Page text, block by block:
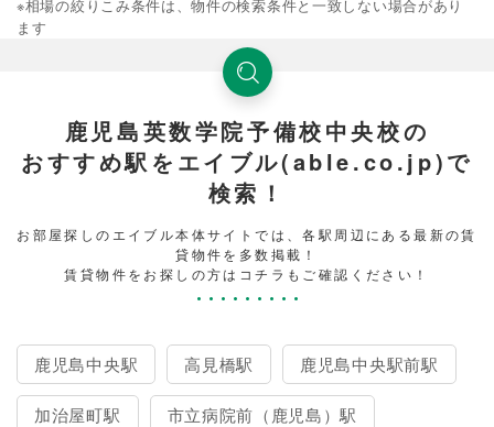
※相場の絞りこみ条件は、物件の検索条件と一致しない場合があり
ます
鹿児島英数学院予備校中央校の
おすすめ駅をエイブル(able.co.jp)で
検索！
お部屋探しのエイブル本体サイトでは、各駅周辺にある最新の賃
貸物件を多数掲載！
賃貸物件をお探しの方はコチラもご確認ください！
鹿児島中央駅 高見橋駅 鹿児島中央駅前駅
加治屋町駅 市立病院前（鹿児島）駅